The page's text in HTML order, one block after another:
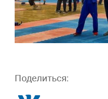
Поделиться: